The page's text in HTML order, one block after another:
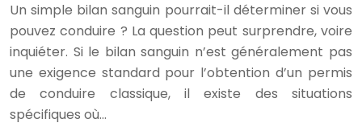
Un simple bilan sanguin pourrait-il déterminer si vous
pouvez conduire ? La question peut surprendre, voire
inquiéter. Si le bilan sanguin n’est généralement pas
une exigence standard pour l’obtention d’un permis
de conduire classique, il existe des situations
spécifiques où…